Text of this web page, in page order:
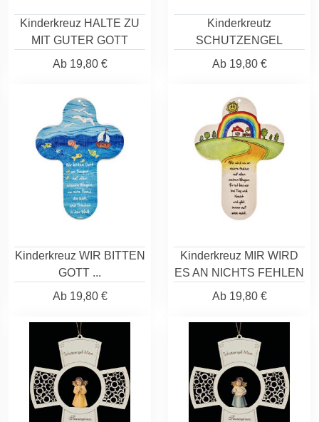
Kinderkreuz HALTE ZU
MIT GUTER GOTT
Ab19,80 €
Kinderkreutz
SCHUTZENGEL
Ab19,80 €
Kinderkreuz WIR BITTEN
GOTT ...
Ab19,80 €
Kinderkreuz MIR WIRD
ES AN NICHTS FEHLEN
Ab19,80 €